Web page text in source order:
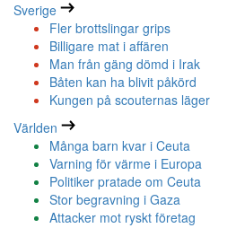
Sverige
Fler brottslingar grips
Billigare mat i affären
Man från gäng dömd i Irak
Båten kan ha blivit påkörd
Kungen på scouternas läger
Världen
Många barn kvar i Ceuta
Varning för värme i Europa
Politiker pratade om Ceuta
Stor begravning i Gaza
Attacker mot ryskt företag